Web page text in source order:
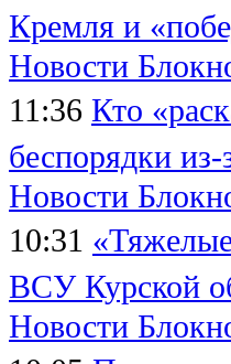
Кремля и
Новости
11:36 Кто
беспорядки из-
Новости
10:31
ВСУ Курской
Новости